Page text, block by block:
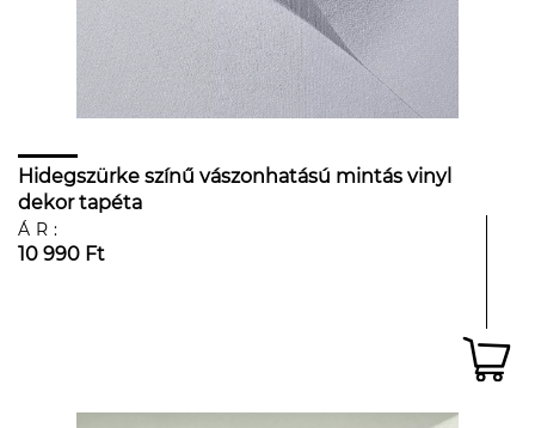
Hidegszürke színű vászonhatású mintás vinyl
dekor tapéta
ÁR:
10 990 Ft